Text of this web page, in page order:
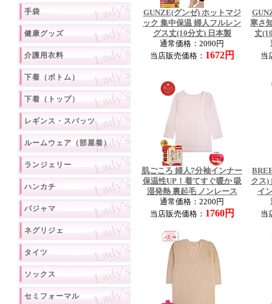
手袋
健康グッズ
介護用衣料
下着（ボトム）
下着（トップ）
レギンス・スパッツ
ルームウェア（部屋着）
ランジェリー
ハンカチ
パジャマ
ネグリジェ
タイツ
ソックス
セミフォーマル
GUNZE(グンゼ) ホットマジ
ック 集中保温 婦人フルレン
グス丈(10分丈) 日本製
通常価格：2090円
当店販売価格： 1672円
寒さ
丈
当
肌ごころ 婦人7分袖インナー
保温性UP！着てすぐ暖か 吸
湿発熱 裏起毛 ノンレース
通常価格：2200円
当店販売価格： 1760円
クス)
イ
当